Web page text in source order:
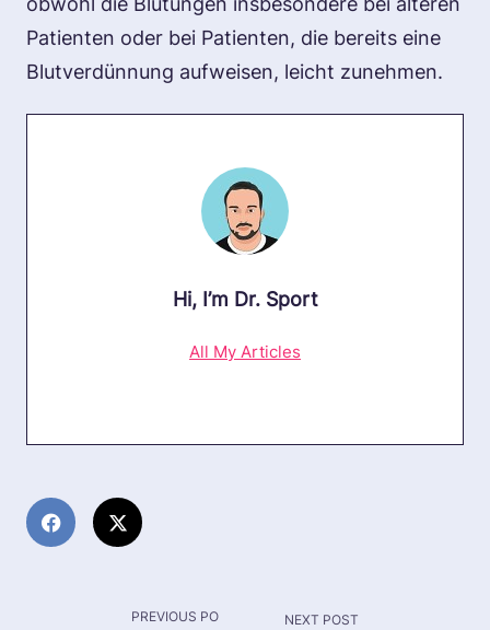
Patienten oder bei Patienten, die bereits eine
Blutverdünnung aufweisen, leicht zunehmen.
Hi, I’m Dr. Sport
All My Articles
PREVIOUS PO
NEXT POST